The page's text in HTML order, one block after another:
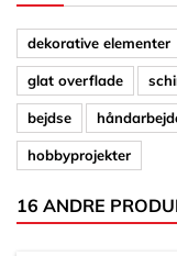
dekorative elementer
glat overflade
bejdse
hobbyprojekter
16 ANDRE